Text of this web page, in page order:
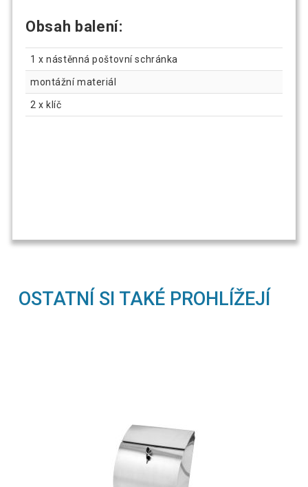
Obsah balení:
1 x nástěnná poštovní schránka
montážní materiál
2 x klíč
OSTATNÍ SI TAKÉ PROHLÍŽEJÍ